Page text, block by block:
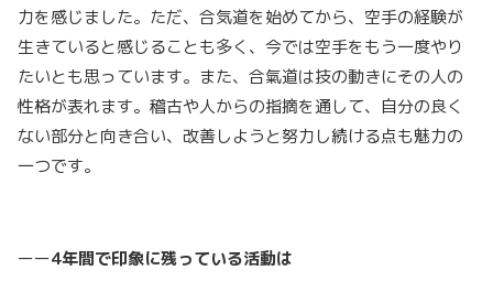
力を感じました。ただ、合気道を始めてから、空手の経験が
生きていると感じることも多く、今では空手をもう一度やり
たいとも思っています。また、合氣道は技の動きにその人の
性格が表れます。稽古や人からの指摘を通して、自分の良く
ない部分と向き合い、改善しようと努力し続ける点も魅力の
一つです。
ーー4年間で印象に残っている活動は